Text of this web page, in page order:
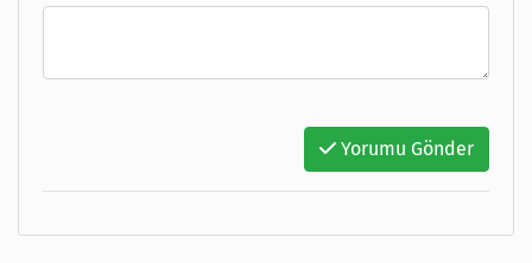
Yorumu Gönder